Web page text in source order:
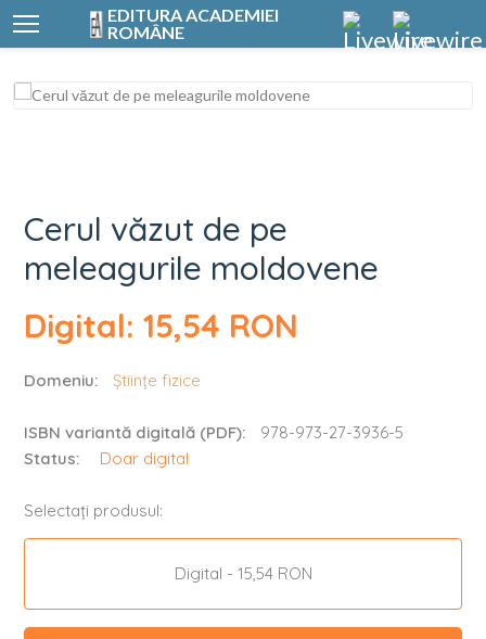
EDITURA ACADEMIEI
ROMÂNE
Cerul văzut de pe
Cerul văzut de pe
meleagurile moldovene
Digital: 15,54 RON
Domeniu: Științe fizice
ISBN variantă digitală (PDF):
978-973-27-3936-5
Status:
Doar digital
Selectați produsul:
Digital - 15,54 RON